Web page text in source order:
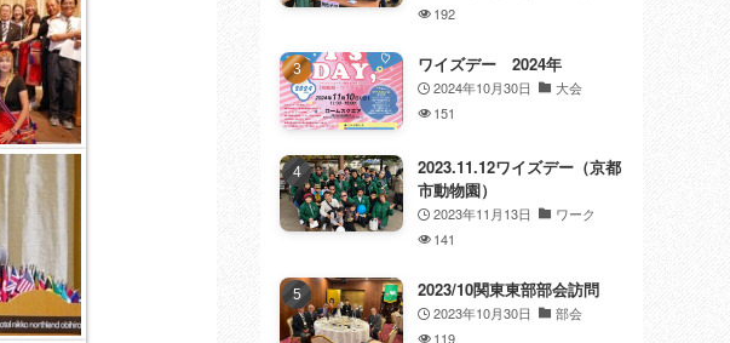
192
ワイズデー 2024年
2024年10月30日
大会
151
2023.11.12ワイズデー（京都
市動物園）
2023年11月13日
ワーク
141
2023/10関東東部部会訪問
2023年10月30日
部会
119